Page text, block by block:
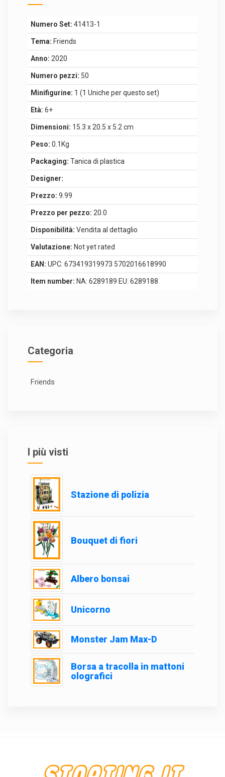
Numero Set: 41413-1
Tema: Friends
Anno: 2020
Numero pezzi: 50
Minifigurine: 1 (1 Uniche per questo set)
Età: 6+
Dimensioni: 15.3 x 20.5 x 5.2 cm
Peso: 0.1Kg
Packaging: Tanica di plastica
Designer:
Prezzo: 9.99
Prezzo per pezzo: 20.0
Disponibilità: Vendita al dettaglio
Valutazione: Not yet rated
EAN: UPC: 673419319973 5702016618990
Item number: NA: 6289189 EU: 6289188
Categoria
Friends
I più visti
Stazione di polizia
Bouquet di fiori
Albero bonsai
Unicorno
Monster Jam Max-D
Borsa a tracolla in mattoni
olografici